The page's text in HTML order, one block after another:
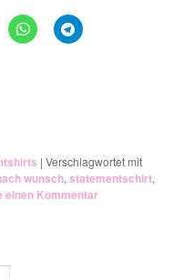
|Verschlagwortet mit
wunsch,statementschirt,
einen Kommentar